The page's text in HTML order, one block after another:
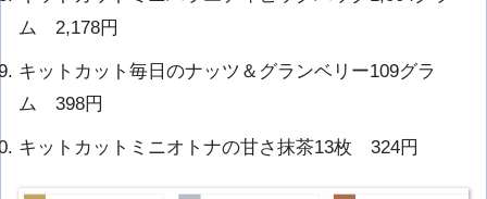
ム 2,178円
キットカット毎日のナッツ＆グランベリー109グラ
ム 398円
キットカットミニオトナの甘さ抹茶13枚 324円